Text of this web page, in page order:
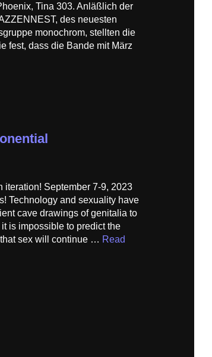
Tina 303. Anläßlich der
des neuesten
monochrom, stellten die
fest, dass die Bande mit März
iteration! September 7-9, 2023
Technology and sexuality have
cave drawings of genitalia to
is impossible to predict the
sex will continue … Read